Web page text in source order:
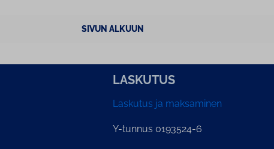
SIVUN ALKUUN
LASKUTUS
Laskutus ja maksaminen
Y-tunnus 0193524-6